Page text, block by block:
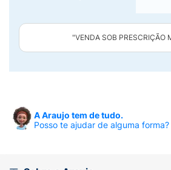
"VENDA SOB PRESCRIÇÃO
A Araujo tem de tudo.
Posso te ajudar de alguma forma?